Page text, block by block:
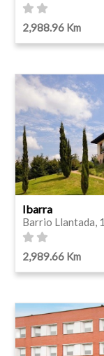
2,988.96 Km
Ibarra
Barrio Llantada,
2,989.66 Km